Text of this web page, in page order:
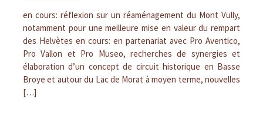
en cours: réflexion sur un réaménagement du Mont Vully,
notamment pour une meilleure mise en valeur du rempart
des Helvètes en cours: en partenariat avec Pro Aventico,
Pro Vallon et Pro Museo, recherches de synergies et
élaboration d’un concept de circuit historique en Basse
Broye et autour du Lac de Morat à moyen terme, nouvelles
[…]